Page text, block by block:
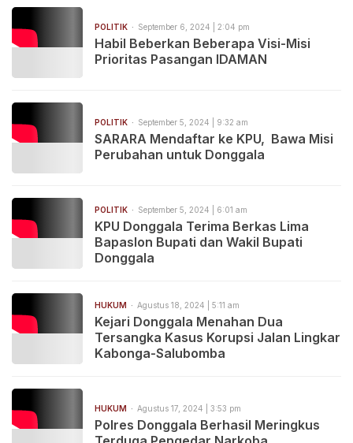
POLITIK September 6, 2024 | 2:04 pm
Habil Beberkan Beberapa Visi-Misi
Prioritas Pasangan IDAMAN
POLITIK September 5, 2024 | 9:32 am
SARARA Mendaftar ke KPU, Bawa Misi
Perubahan untuk Donggala
POLITIK September 5, 2024 | 6:01 am
KPU Donggala Terima Berkas Lima
Bapaslon Bupati dan Wakil Bupati
Donggala
HUKUM Agustus 18, 2024 | 5:11 am
Kejari Donggala Menahan Dua
Tersangka Kasus Korupsi Jalan Lingkar
Kabonga-Salubomba
HUKUM Agustus 17, 2024 | 3:53 pm
Polres Donggala Berhasil Meringkus